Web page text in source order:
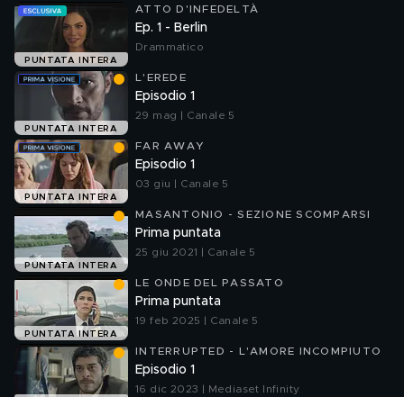
PUNTATA INTERA
ATTO D'INFEDELTÀ
Ep. 1 - Berlin
Drammatico
PUNTATA INTERA
L'EREDE
Episodio 1
29 mag | Canale 5
PUNTATA INTERA
FAR AWAY
Episodio 1
03 giu | Canale 5
PUNTATA INTERA
MASANTONIO - SEZIONE SCOMPARSI
Prima puntata
25 giu 2021 | Canale 5
PUNTATA INTERA
LE ONDE DEL PASSATO
Prima puntata
19 feb 2025 | Canale 5
INTERRUPTED - L'AMORE INCOMPIUTO
Episodio 1
16 dic 2023 | Mediaset Infinity